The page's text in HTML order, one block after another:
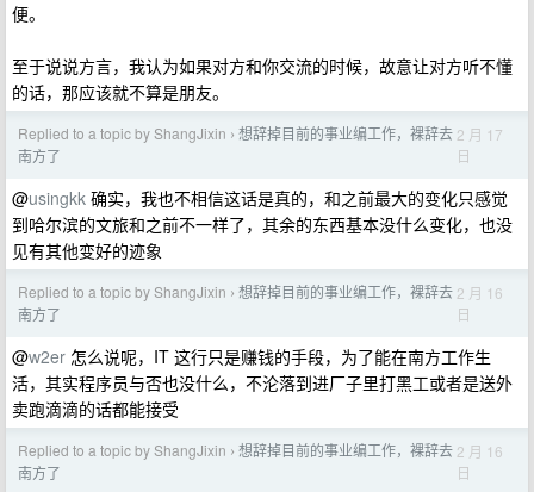
便。
至于说说方言，我认为如果对方和你交流的时候，故意让对方听不懂
的话，那应该就不算是朋友。
Replied to a topic by ShangJixin › 想辞掉目前的事业编工作，裸辞去
南方了
2 月 17
日
@usingkk 确实，我也不相信这话是真的，和之前最大的变化只感觉
到哈尔滨的文旅和之前不一样了，其余的东西基本没什么变化，也没
见有其他变好的迹象
Replied to a topic by ShangJixin › 想辞掉目前的事业编工作，裸辞去
南方了
2 月 16
日
@w2er 怎么说呢，IT 这行只是赚钱的手段，为了能在南方工作生
活，其实程序员与否也没什么，不沦落到进厂子里打黑工或者是送外
卖跑滴滴的话都能接受
Replied to a topic by ShangJixin › 想辞掉目前的事业编工作，裸辞去
南方了
2 月 16
日